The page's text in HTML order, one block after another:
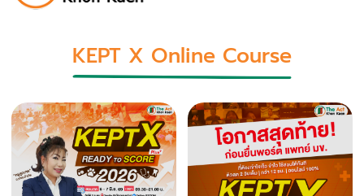
Portfolio Student
News & Events
Contact us
KEPT X Online Course